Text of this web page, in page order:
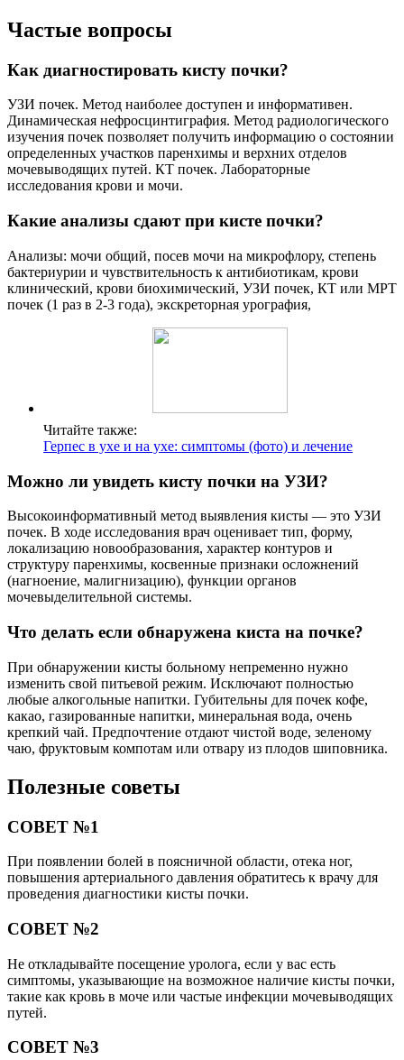
Частые вопросы
Как диагностировать кисту почки?
УЗИ почек. Метод наиболее доступен и информативен.
Динамическая нефросцинтиграфия. Метод радиологического
изучения почек позволяет получить информацию о состоянии
определенных участков паренхимы и верхних отделов
мочевыводящих путей. КТ почек. Лабораторные
исследования крови и мочи.
Какие анализы сдают при кисте почки?
Анализы: мочи общий, посев мочи на микрофлору, степень
бактериурии и чувствительность к антибиотикам, крови
клинический, крови биохимический, УЗИ почек, КТ или МРТ
почек (1 раз в 2-3 года), экскреторная урография,
Читайте также:
Герпес в ухе и на ухе: симптомы (фото) и лечение
Можно ли увидеть кисту почки на УЗИ?
Высокоинформативный метод выявления кисты — это УЗИ
почек. В ходе исследования врач оценивает тип, форму,
локализацию новообразования, характер контуров и
структуру паренхимы, косвенные признаки осложнений
(нагноение, малигнизацию), функции органов
мочевыделительной системы.
Что делать если обнаружена киста на почке?
При обнаружении кисты больному непременно нужно
изменить свой питьевой режим. Исключают полностью
любые алкогольные напитки. Губительны для почек кофе,
какао, газированные напитки, минеральная вода, очень
крепкий чай. Предпочтение отдают чистой воде, зеленому
чаю, фруктовым компотам или отвару из плодов шиповника.
Полезные советы
СОВЕТ №1
При появлении болей в поясничной области, отека ног,
повышения артериального давления обратитесь к врачу для
проведения диагностики кисты почки.
СОВЕТ №2
Не откладывайте посещение уролога, если у вас есть
симптомы, указывающие на возможное наличие кисты почки,
такие как кровь в моче или частые инфекции мочевыводящих
путей.
СОВЕТ №3